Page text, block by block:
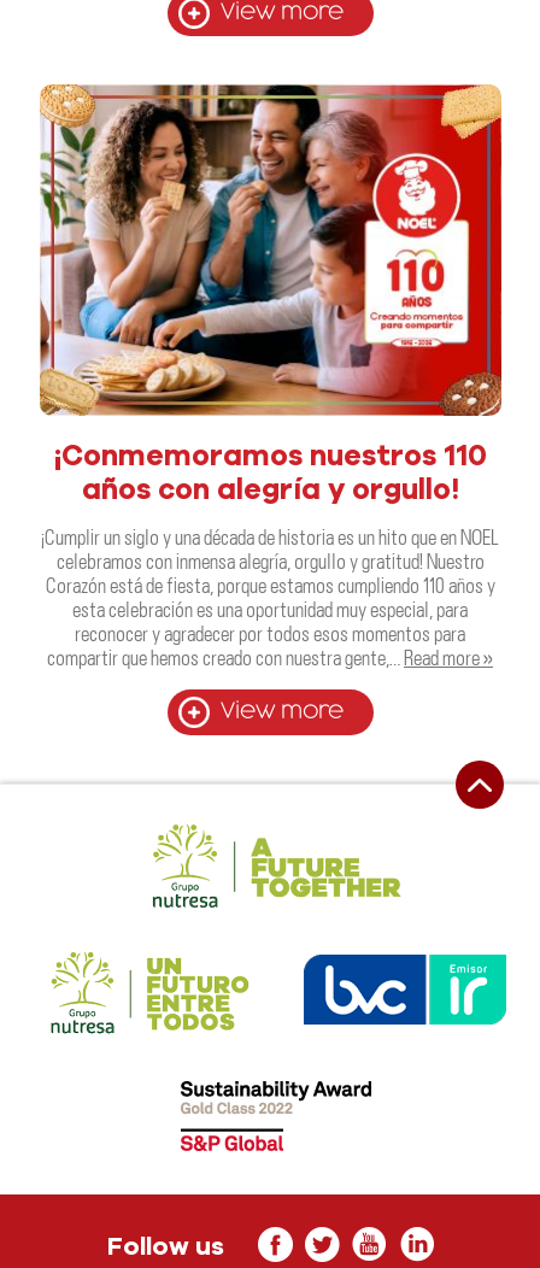
View more
¡Conmemoramos nuestros 110
años con alegría y orgullo!
¡Cumplir un siglo y una década de historia es un hito que en NOEL
celebramos con inmensa alegría, orgullo y gratitud! Nuestro
Corazón está de fiesta, porque estamos cumpliendo 110 años y
esta celebración es una oportunidad muy especial, para
reconocer y agradecer por todos esos momentos para
compartir que hemos creado con nuestra gente,… Read more »
View more
Follow us